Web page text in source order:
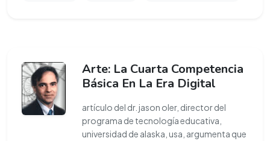
Arte: La Cuarta Competencia
Básica En La Era Digital
artículo del dr. jason oler, director del
programa de tecnología educativa,
universidad de alaska, usa, argumenta que